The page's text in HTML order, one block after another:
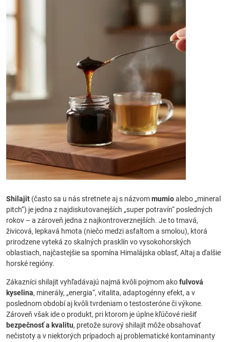
Shilajit (často sa u nás stretnete aj s názvommumioalebo „mineral
pitch“) je jedna z najdiskutovanejších „super potravín“ posledných
rokov – a zároveň jedna z najkontroverznejších. Je to tmavá,
živicová, lepkavá hmota (niečo medzi asfaltom a smolou), ktorá
prirodzene vyteká zo skalných prasklín vo vysokohorských
oblastiach, najčastejšie sa spomína Himalájska oblasť, Altaj a ďalšie
horské regióny.
Zákazníci shilajit vyhľadávajú najmä kvôli pojmom akofulvová
kyselina, minerály, „energia“, vitalita, adaptogénny efekt, a v
poslednom období aj kvôli tvrdeniam o testosteróne či výkone.
Zároveň však ide o produkt, pri ktorom je úplne kľúčové riešiť
bezpečnosť a kvalitu, pretože surový shilajit môže obsahovať
nečistoty a v niektorých prípadoch aj problematické kontaminanty